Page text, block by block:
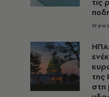
τις
της
στη